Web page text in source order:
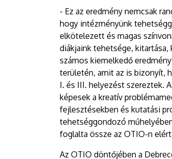
- Ez az eredmény nemcsak
hogy intézményünk
elkötelezett és magas
diákjaink tehetsége,
számos kiemelkedő
területén, amit az is bizonyít,
I. és III. helyezést szereztek.
képesek a kreatív
fejlesztésekben és kutatási
tehetséggondozó
foglalta össze az OTIO-n
Az OTIO döntőjében a